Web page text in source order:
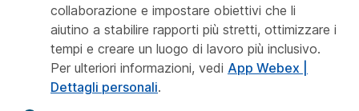
collaborazione e impostare obiettivi che li
aiutino a stabilire rapporti più stretti, ottimizzare i
tempi e creare un luogo di lavoro più inclusivo.
Per ulteriori informazioni, vedi App Webex |
Dettagli personali.